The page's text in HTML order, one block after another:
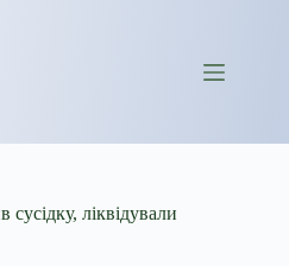
ліквідували